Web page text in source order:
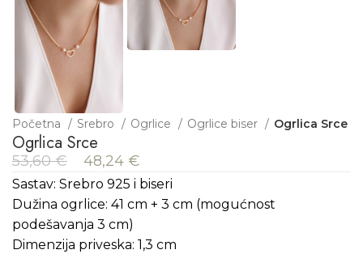
Početna Srebro Ogrlice Ogrlice biser Ogrlica Srce
Ogrlica Srce
53,60€ 48,24 €
Sastav: Srebro 925 i biseri
Dužina ogrlice: 41 cm + 3 cm (mogućnost
podešavanja 3 cm)
Dimenzija priveska: 1,3 cm